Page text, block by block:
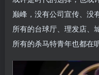
巅峰，没有公司宣传、没
所有的台球厅、理发店、
所有的杀马特青年也都在